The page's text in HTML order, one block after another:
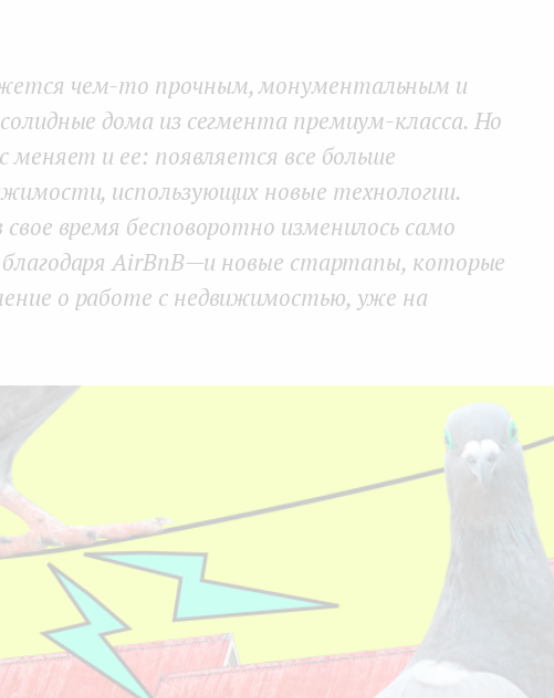
k
чем-то прочным, монументальным и
дома из сегмента премиум-класса. Но
меняет и ее: появляется все больше
использующих новые технологии.
время бесповоротно изменилось само
AirBnB — и новые стартапы, которые
о работе с недвижимостью, уже на